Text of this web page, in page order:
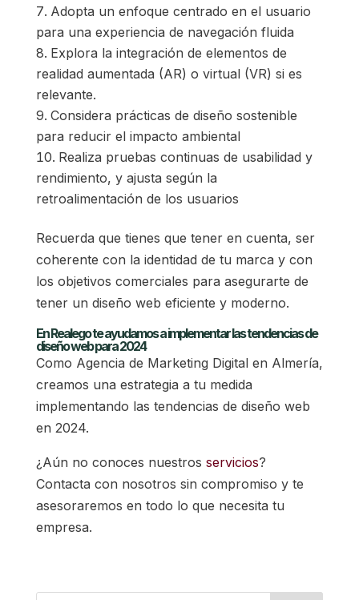
Adopta un enfoque centrado en el usuario
para una experiencia de navegación fluida
Explora la integración de elementos de
realidad aumentada (AR) o virtual (VR) si es
relevante.
Considera prácticas de diseño sostenible
para reducir el impacto ambiental
Realiza pruebas continuas de usabilidad y
rendimiento, y ajusta según la
retroalimentación de los usuarios
Recuerda que tienes que tener en cuenta, ser
coherente con la identidad de tu marca y con
los objetivos comerciales para asegurarte de
tener un diseño web eficiente y moderno.
En Realego te ayudamos a implementar las tendencias de
diseño web para 2024
Como Agencia de Marketing Digital en Almería,
creamos una estrategia a tu medida
implementando las tendencias de diseño web
en 2024.
¿Aún no conoces nuestros servicios?
Contacta con nosotros sin compromiso y te
asesoraremos en todo lo que necesita tu
empresa.